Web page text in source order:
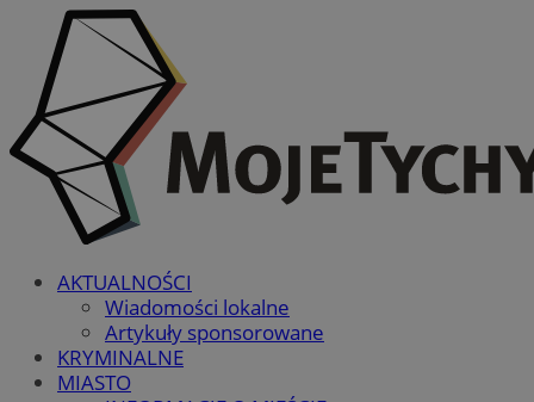
AKTUALNOŚCI
Wiadomości lokalne
Artykuły sponsorowane
KRYMINALNE
MIASTO